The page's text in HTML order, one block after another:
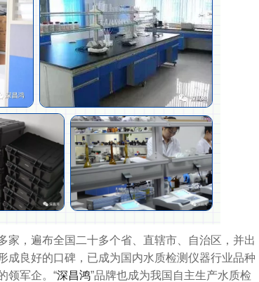
，遍布全国二十多个省、直辖市、自治区，并出
成良好的口碑，已成为国内水质检测仪器行业品种
领军企。“深昌鸿”品牌也成为我国自主生产水质检